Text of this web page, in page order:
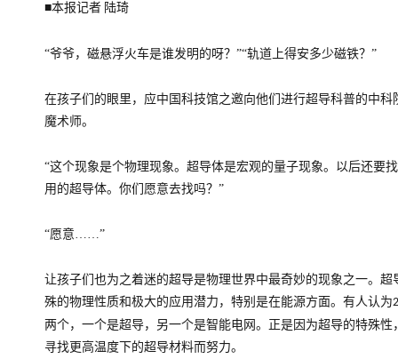
■本报记者 陆琦
“爷爷，磁悬浮火车是谁发明的呀？”“轨道上得安多少磁铁？”
在孩子们的眼里，应中国科技馆之邀向他们进行超导科普的中
魔术师。
“这个现象是个物理现象。超导体是宏观的量子现象。以后还要
用的超导体。你们愿意去找吗？”
“愿意……”
让孩子们也为之着迷的超导是物理世界中最奇妙的现象之一。
殊的物理性质和极大的应用潜力，特别是在能源方面。有人认为
两个，一个是超导，另一个是智能电网。正是因为超导的特殊
寻找更高温度下的超导材料而努力。